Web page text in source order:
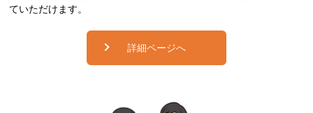
ていただけます。
詳細ページへ